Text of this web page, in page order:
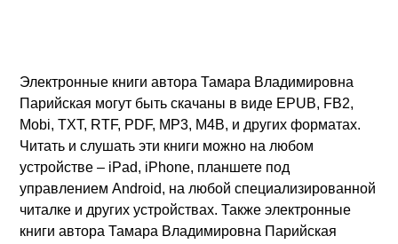
Электронные книги автора Тамара Владимировна
Парийская могут быть скачаны в виде EPUB, FB2,
Mobi, TXT, RTF, PDF, MP3, M4B, и других форматах.
Читать и слушать эти книги можно на любом
устройстве – iPad, iPhone, планшете под
управлением Android, на любой специализированной
читалке и других устройствах. Также электронные
книги автора Тамара Владимировна Парийская